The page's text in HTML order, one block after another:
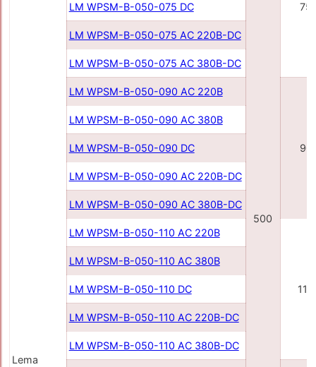
Lema
500
LM WPSM-B-050-075 DC
LM WPSM-B-050-075 AC 220В-DC
LM WPSM-B-050-075 AC 380В-DC
LM WPSM-B-050-090 AC 220В
LM WPSM-B-050-090 AC 380В
LM WPSM-B-050-090 DC
LM WPSM-B-050-090 AC 220В-DC
LM WPSM-B-050-090 AC 380В-DC
LM WPSM-B-050-110 AC 220В
LM WPSM-B-050-110 AC 380В
LM WPSM-B-050-110 DC
LM WPSM-B-050-110 AC 220В-DC
LM WPSM-B-050-110 AC 380В-DC